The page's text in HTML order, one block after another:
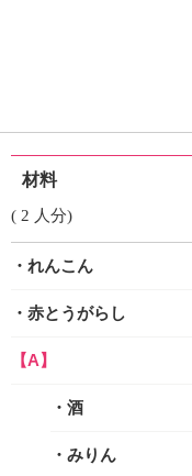
材料
( 2 人分)
・れんこん
・赤とうがらし
【A】
・酒
・みりん